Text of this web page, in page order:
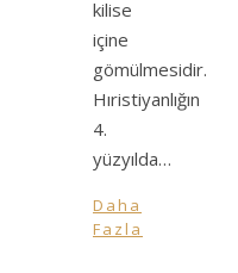
kilise
içine
gömülmesidir.
Hıristiyanlığın
4.
yüzyılda…
Daha
Fazla